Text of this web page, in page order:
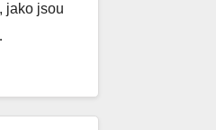
jako jsou